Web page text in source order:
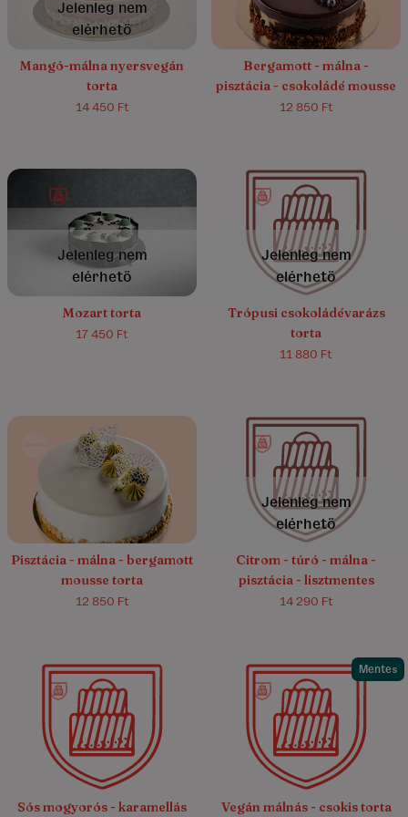
Jelenleg nem
elérhető
Mangó-málna nyersvegán
torta
14 450 Ft
Bergamott - málna -
pisztácia - csokoládé mousse
12 850 Ft
4.7/5
(10)
Jelenleg nem
elérhető
Mozart torta
17 450 Ft
5.0/5
(7)
Jelenleg nem
elérhető
Trópusi csokoládévarázs
torta
11 880 Ft
(23)
Pisztácia - málna - bergamott
mousse torta
12 850 Ft
4.9/5
(42)
Jelenleg nem
elérhető
Citrom - túró - málna -
pisztácia - lisztmentes
14 290 Ft
4.9/5 (11)
Sós mogyorós - karamellás
Mentes
4.9/5 (16)
Vegán málnás - csokis torta